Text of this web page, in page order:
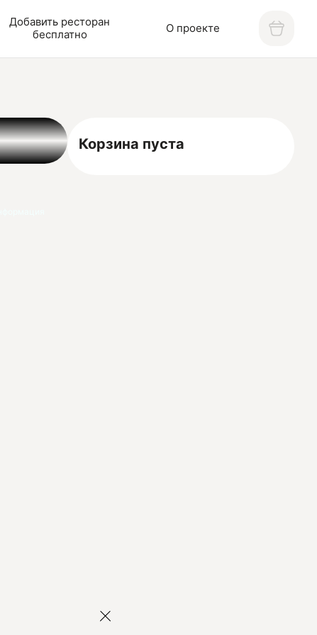
Добавить ресторан
бесплатно
О проекте
Корзина пуста